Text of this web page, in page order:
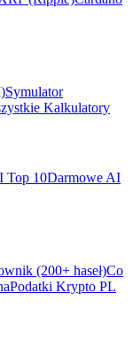
Symulator
Kalkulatory
Top 10Darmowe AI
(200+ haseł)Co
Podatki Krypto PL